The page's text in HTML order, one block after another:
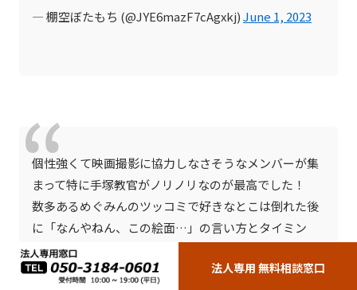
— 棚空ぼたもち (@JYE6mazF7cAgxkj)June 1, 2023
個性強くて映画撮影に協力しなさそうなメンバーが集
まって特に手塚教官がノリノリなのが最高でした！
数多あるめぐみんのツッコミで好きなとこは倒れた後
に「なんやねん、この絵面…」の言い方とタイミン
グ。最高。
ななみんによる「てんててんてーん」も可愛かったで
法人専用 無料相談窓口